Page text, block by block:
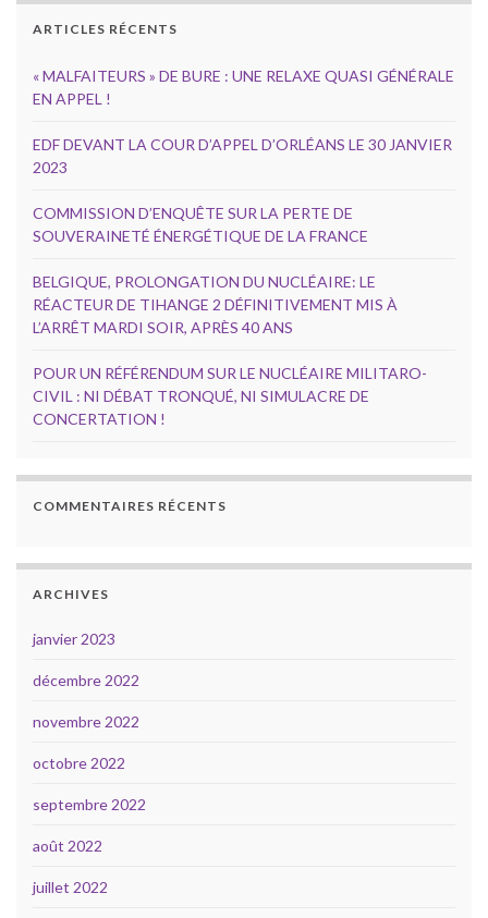
ARTICLES RÉCENTS
« MALFAITEURS » DE BURE : UNE RELAXE QUASI GÉNÉRALE
EN APPEL !
EDF DEVANT LA COUR D’APPEL D’ORLÉANS LE 30 JANVIER
2023
COMMISSION D’ENQUÊTE SUR LA PERTE DE
SOUVERAINETÉ ÉNERGÉTIQUE DE LA FRANCE
BELGIQUE, PROLONGATION DU NUCLÉAIRE: LE
RÉACTEUR DE TIHANGE 2 DÉFINITIVEMENT MIS À
L’ARRÊT MARDI SOIR, APRÈS 40 ANS
POUR UN RÉFÉRENDUM SUR LE NUCLÉAIRE MILITARO-
CIVIL : NI DÉBAT TRONQUÉ, NI SIMULACRE DE
CONCERTATION !
COMMENTAIRES RÉCENTS
ARCHIVES
janvier 2023
décembre 2022
novembre 2022
octobre 2022
septembre 2022
août 2022
juillet 2022